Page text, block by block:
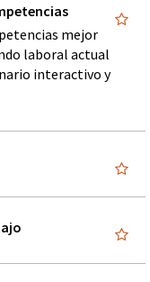
mejor
laboral actual
interactivo y